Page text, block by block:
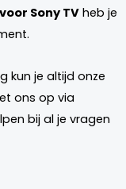
Sony TVheb je
kun je altijd onze
ons op via
bij al je vragen